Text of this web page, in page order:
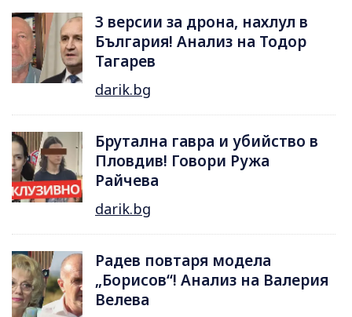
3 версии за дрона, нахлул в
България! Анализ на Тодор
Тагарев
darik.bg
Брутална гавра и убийство в
Пловдив! Говори Ружа
Райчева
darik.bg
Радев повтаря модела
„Борисов“! Анализ на Валерия
Велева